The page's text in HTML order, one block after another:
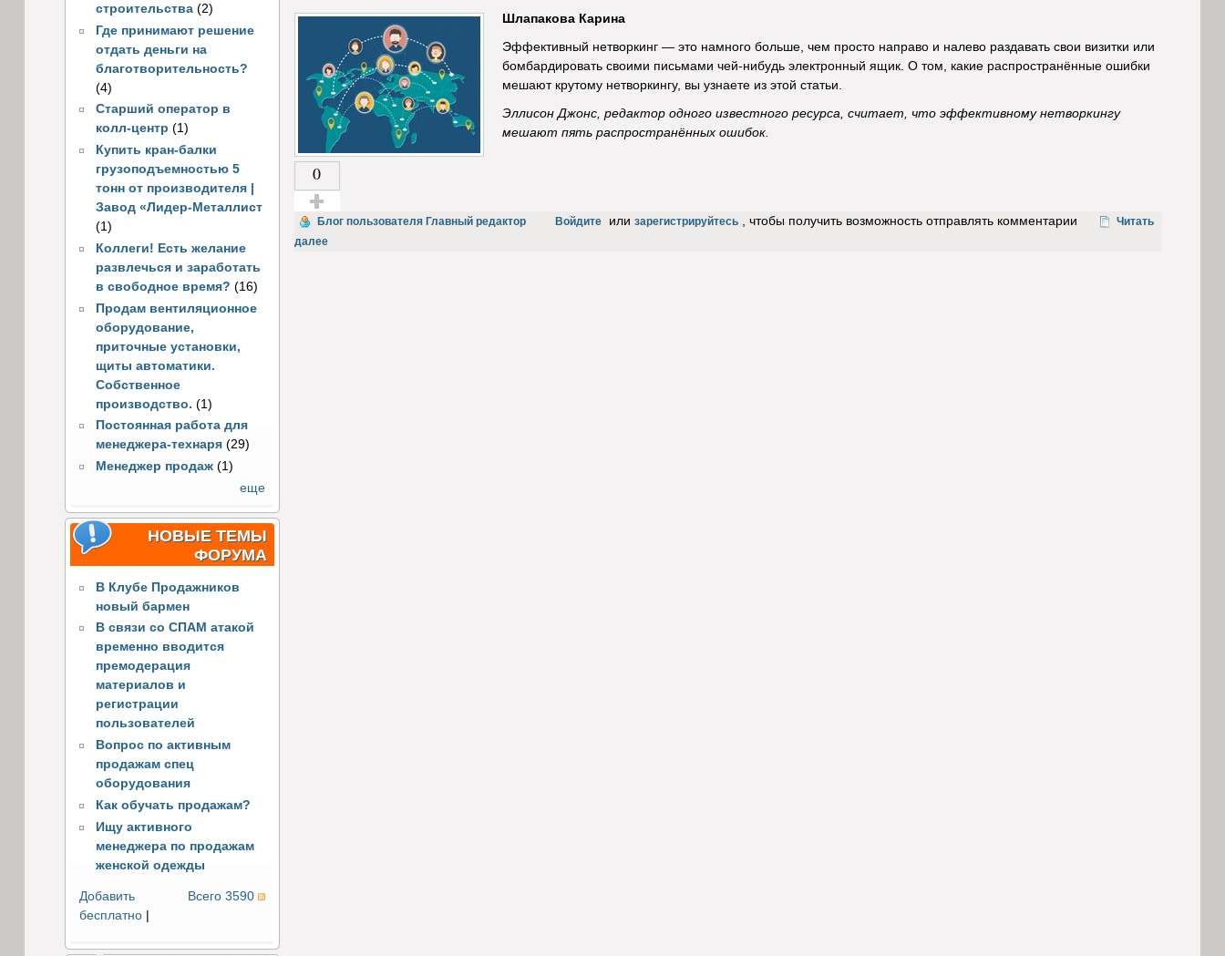
строительства (2)
Где принимают решение
отдать деньги на
благотворительность?
(4)
Старший оператор в
колл-центр (1)
Купить кран-балки
грузоподъемностью 5
тонн от производителя |
Завод «Лидер-Металлист
(1)
Коллеги! Есть желание
развлечься и заработать
в свободное время? (16)
Продам вентиляционное
оборудование,
приточные установки,
щиты автоматики.
Собственное
производство. (1)
Постоянная работа для
менеджера-технаря (29)
Менеджер продаж (1)
еще
НОВЫЕ ТЕМЫ
ФОРУМА
В Клубе Продажников
новый бармен
В связи со СПАМ атакой
временно вводится
премодерация
материалов и
регистрации
пользователей
Вопрос по активным
продажам спец
оборудования
Как обучать продажам?
Ищу активного
менеджера по продажам
женской одежды
Всего 3590
Добавить
бесплатно|
Шлапакова Карина
Эффективный нетворкинг — это намного больше, чем просто направо и налево раздавать свои визитки или
бомбардировать своими письмами чей-нибудь электронный ящик. О том, какие распространённые ошибки
мешают крутому нетворкингу, вы узнаете из этой статьи.
Эллисон Джонс, редактор одного известного ресурса, считает, что эффективному нетворкингу
мешают пять распространённых ошибок.
0
Голос за!
Блог пользователя Главный редактор Войдите или зарегистрируйтесь , чтобы получить возможность отправлять комментарии
Читать
далее